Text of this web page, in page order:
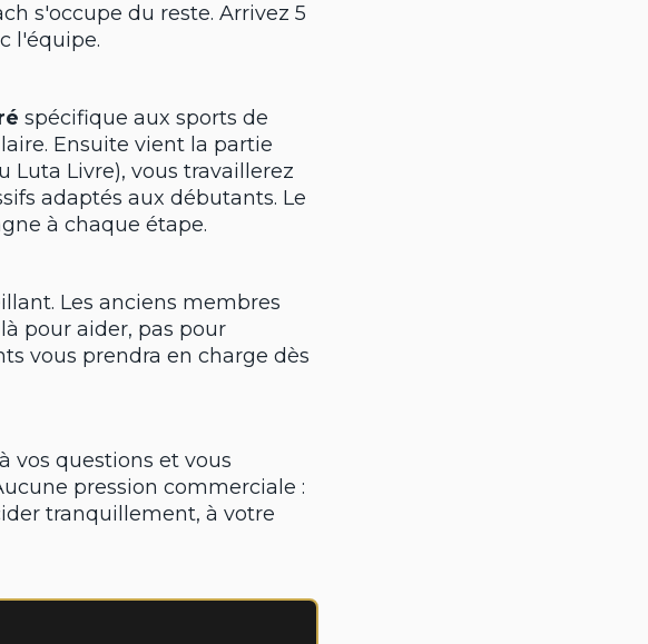
s'occupe du reste. Arrivez 5
l'équipe.
spécifique aux sports de
Ensuite vient la partie
Luta Livre), vous travaillerez
adaptés aux débutants. Le
à chaque étape.
Les anciens membres
pour aider, pas pour
vous prendra en charge dès
vos questions et vous
pression commerciale :
tranquillement, à votre